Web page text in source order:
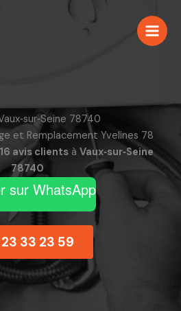
78740
et Remplacement Yvelines 78
avis clients àVaux‑sur‑Seine
78740
sur WhatsApp
33 23 59